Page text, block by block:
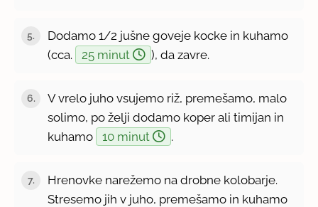
5.
Dodamo 1/2 jušne goveje kocke in kuhamo
(cca.
25 minut ), da zavre.
6.
V vrelo juho vsujemo riž, premešamo, malo
solimo, po želji dodamo koper ali timijan in
kuhamo
10 minut .
7.
Hrenovke narežemo na drobne kolobarje.
Stresemo jih v juho, premešamo in kuhamo